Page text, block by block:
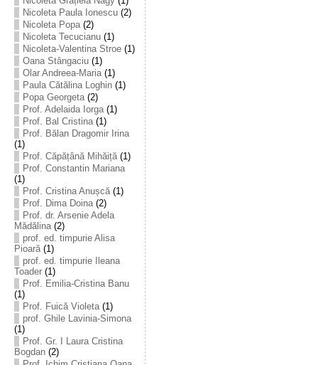
Nicoleta Paula Ionescu(2)
Nicoleta Popa(2)
Nicoleta Tecucianu(1)
Nicoleta-Valentina Stroe(1)
Oana Stângaciu(1)
Olar Andreea-Maria(1)
Paula Cătălina Loghin(1)
Popa Georgeta(2)
Prof. Adelaida Iorga(1)
Prof. Bal Cristina(1)
Prof. Bălan Dragomir Irina
(1)
Prof. Căpățână Mihăiță(1)
Prof. Constantin Mariana
(1)
Prof. Cristina Anușcă(1)
Prof. Dima Doina(2)
Prof. dr. Arsenie Adela
Mădălina(2)
prof. ed. timpurie Alisa
Pioară(1)
prof. ed. timpurie Ileana
Toader(1)
Prof. Emilia-Cristina Banu
(1)
Prof. Fuică Violeta(1)
prof. Ghile Lavinia-Simona
(1)
Prof. Gr. I Laura Cristina
Bogdan(2)